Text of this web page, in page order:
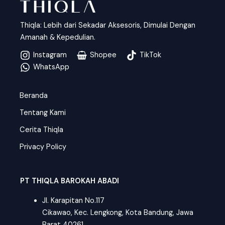
Thiqla: Lebih dari Sekadar Aksesoris, Dimulai Dengan
Amanah & Kepedulian.
Instagram
Shopee
TikTok
WhatsApp
Beranda
Tentang Kami
Cerita Thiqla
Privacy Policy
PT THIQLA BAROKAH ABADI
Jl. Karapitan No.117
Cikawao, Kec. Lengkong, Kota Bandung, Jawa